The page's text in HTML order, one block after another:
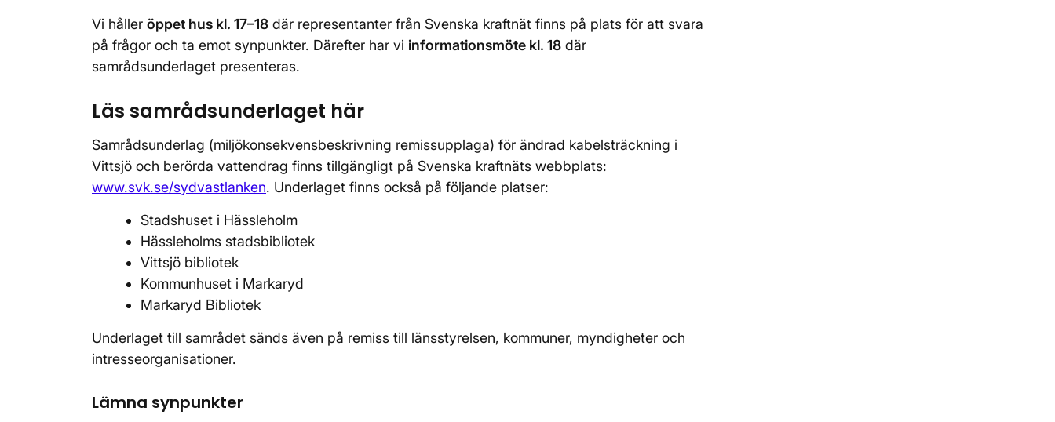
Vi håller öppet hus kl. 17–18 där representanter från Svenska kraftnät finns på plats för att svara
på frågor och ta emot synpunkter. Därefter har vi informationsmöte kl. 18 där
samrådsunderlaget presenteras.
Läs samrådsunderlaget här
Samrådsunderlag (miljökonsekvensbeskrivning remissupplaga) för ändrad kabelsträckning i
Vittsjö och berörda vattendrag finns tillgängligt på Svenska kraftnäts webbplats:
www.svk.se/sydvastlanken. Underlaget finns också på följande platser:
Stadshuset i Hässleholm
Hässleholms stadsbibliotek
Vittsjö bibliotek
Kommunhuset i Markaryd
Markaryd Bibliotek
Underlaget till samrådet sänds även på remiss till länsstyrelsen, kommuner, myndigheter och
intresseorganisationer.
Lämna synpunkter